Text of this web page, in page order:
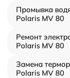
Промывка
Polaris MV 80
Ремонт
Polaris MV 80
Замена
Polaris MV 80